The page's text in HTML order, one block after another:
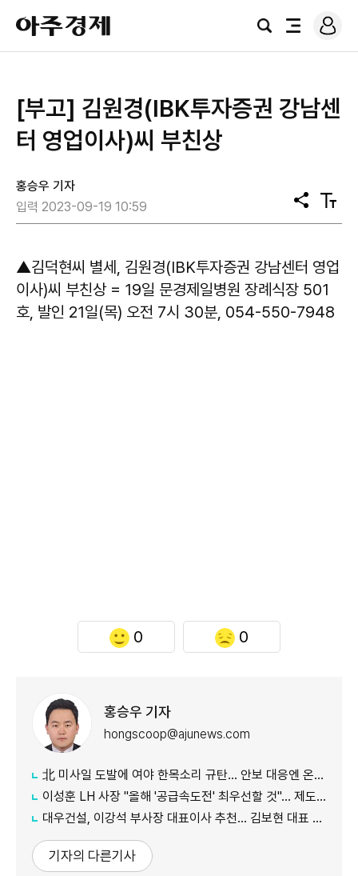
아
주
경
검
전
로
그
​[부고] 김원경(IBK투자증권 강남센
터 영업이사)씨 부친상
홍승우 기자
입력 2023-09-19 10:59
공
유
텍
스
기
▲김덕현씨 별세, 김원경(IBK투자증권 강남센터 영업
이사)씨 부친상 = 19일 문경제일병원 장례식장 501
호, 발인 21일(목) 오전 7시 30분, 054-550-7948
0 0
홍승우 기자
hongscoop@ajunews.com
北 미사일 도발에 여야 한목소리 규탄… 안보 대응엔 온도차
이성훈 LH 사장 "올해 '공급속도전' 최우선할 것"… 제도 개선·직원 참여 독려
대우건설, 이강석 부사장 대표이사 추천… 김보현 대표 용퇴
기자의 다른기사